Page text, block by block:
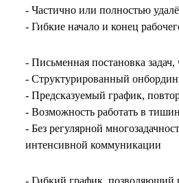
- Частично или полностью
- Гибкие начало и конец
- Письменная постановка
- Структурированный
- Предсказуемый график,
- Возможность работать в
- Без регулярной
интенсивной коммуникации
- Гибкий график, позволяющий